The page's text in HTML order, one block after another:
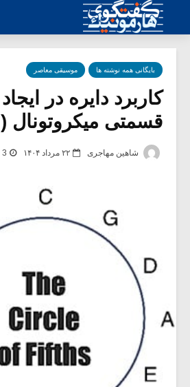
بایگانی همه نوشته ها موسیقی معاصر
قسمتی میکروتونال (۱)
شاهین مهاجری ۲۲ مرداد ۱۴۰۴ 3 برچسب -